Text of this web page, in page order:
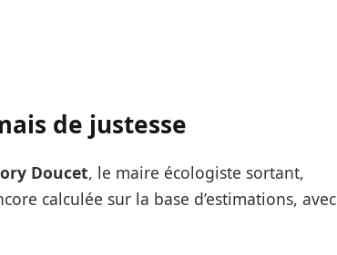
de justesse
Doucet, le maire écologiste sortant,
calculée sur la base d’estimations, avec